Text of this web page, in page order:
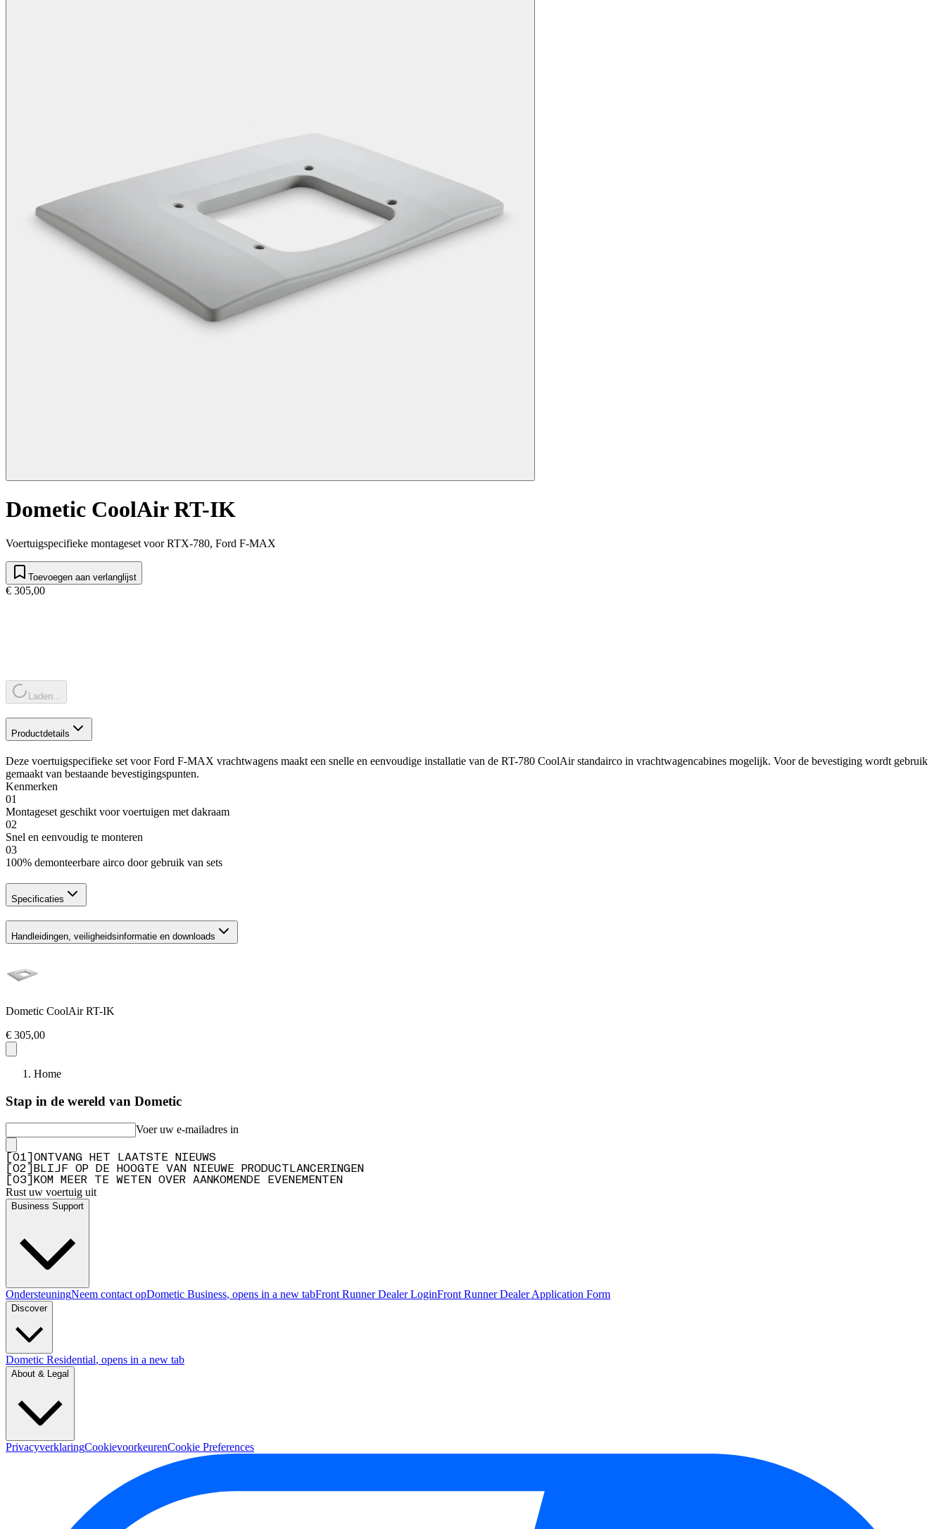
Dometic CoolAir RT-IK
Voertuigspecifieke montageset voor RTX-780, Ford F-MAX
Toevoegen aan verlanglijst
€ 305,00
Laden...
Productdetails
Deze voertuigspecifieke set voor Ford F-MAX vrachtwagens maakt een snelle en eenvoudige installatie van de RT-780 CoolAir standairco in vrachtwagencabines mogelijk. Voor de bevestiging wordt gebruik
gemaakt van bestaande bevestigingspunten.
Kenmerken
01
Montageset geschikt voor voertuigen met dakraam
02
Snel en eenvoudig te monteren
03
100% demonteerbare airco door gebruik van sets
Specificaties
Handleidingen, veiligheidsinformatie en downloads
Dometic CoolAir RT-IK
€ 305,00
Home
Stap in de wereld van Dometic
Voer uw e-mailadres in
01
ONTVANG HET LAATSTE NIEUWS
02
BLIJF OP DE HOOGTE VAN NIEUWE PRODUCTLANCERINGEN
03 KOM MEER TE WETEN OVER AANKOMENDE EVENEMENTEN
Rust uw voertuig uit
Business Support
OndersteuningNeem contact opDometic Business, opens in a new tabFront Runner Dealer LoginFront Runner Dealer Application Form
Discover
Dometic Residential, opens in a new tab
About & Legal
PrivacyverklaringCookievoorkeurenCookie Preferences